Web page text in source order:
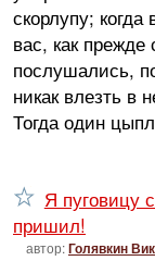
скорлупу;
вас, как
послушались,
никак влезть в
Тогда один
Я пуговицу
пришил!
автор:Голявкин